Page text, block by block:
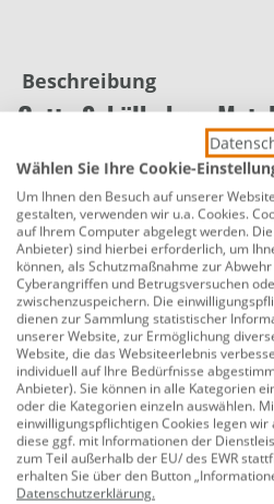
Beschreibung
Gutta Schälbohrer
Guttagliss Kunststoffbohrer
Bohren aller guttagliss
von 4 - 14 mm mit
Farbe: silber
von 1 mm - 14 mm
Herstellerinformationen:
Und Heimwerkerprodukte |
77746 Schutterwald,
info@gutta.com |
Wählen Sie Ihre Cookie-
Um Ihnen den Besuch auf unserer
gestalten, verwenden wir u.a. Cookies.
auf Ihrem Computer abgelegt werden.
Anbieter) sind hierbei erforderlich, um
können, als Schutzmaßnahme zur
Cyberangriffen und Betrugsversuchen
zwischenzuspeichern. Die
dienen zur Sammlung statistischer
unserer Website, zur Ermöglichung
Website, die das Websiteerlebnis
individuell auf Ihre Bedürfnisse
Anbieter). Sie können in alle Kategorien
oder die Kategorien einzeln auswählen.
einwilligungspflichtigen Cookies legen
diese ggf. mit Informationen der
zum Teil außerhalb der EU/ des EWR
erhalten Sie über den Button
Datenschutzerklärung.